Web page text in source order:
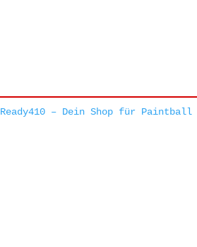
Ready410 – Dein Shop für Paintball